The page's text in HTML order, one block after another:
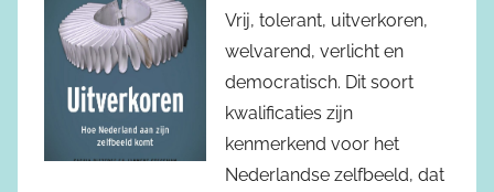
Vrij, tolerant, uitverkoren,
welvarend, verlicht en
democratisch. Dit soort
kwalificaties zijn
kenmerkend voor het
Nederlandse zelfbeeld, dat